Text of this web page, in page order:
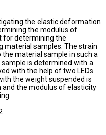
the elastic deformation
the modulus of
for determining the
material samples. The strain
material sample in such a
is determined with a
with the help of two LEDs.
the weight suspended is
the modulus of elasticity